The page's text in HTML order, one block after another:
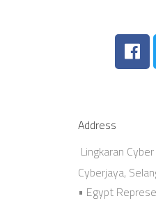
Address
Lingkaran
Cyberjaya,
• Egypt